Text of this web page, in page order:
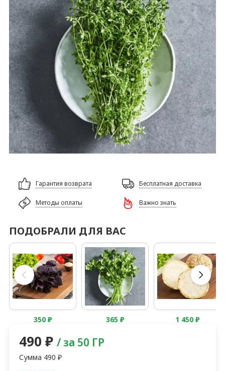
Гарантия возврата Бесплатная доставка
Методы оплаты Важно знать
ПОДОБРАЛИ ДЛЯ ВАС
350₽ 365₽ 1 450₽
490 ₽ / за 50 ГР
Сумма 490 ₽